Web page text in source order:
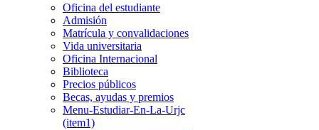
Oficina del estudiante
Admisión
Matrícula y convalidaciones
Vida universitaria
Oficina Internacional
Biblioteca
Precios públicos
Becas, ayudas y premios
Menu-Estudiar-En-La-Urjc
(item1)